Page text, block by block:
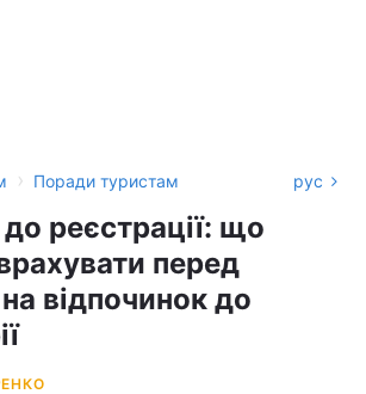
› Поради туристам рус
реєстрації: що
перед
відпочинок до